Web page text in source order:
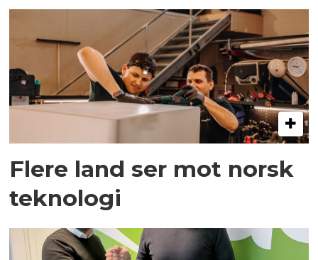
Flere land ser mot norsk
teknologi